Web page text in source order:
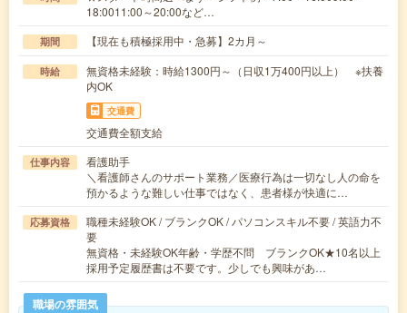
18:0011:00～20:00など…
期間 【現在も積極採用中・急募】2カ月～
時給
無資格未経験：時給1300円～（日収1万400円以上） ※扶養
内OK
交通費
交通費全額支給
仕事内容
看護助手
＼看護師さんのサポート業務／医療行為は一切なし人の命を
預かるような難しい仕事ではなく、患者様が快適に…
応募資格
職種未経験OK / ブランクOK / パソコンスキル不要 / 英語力不
要
無資格・未経験OK年齢・学歴不問 ブランクOK★10名以上
採用予定履歴書は不要です。少しでも興味があ…
職場の雰囲気